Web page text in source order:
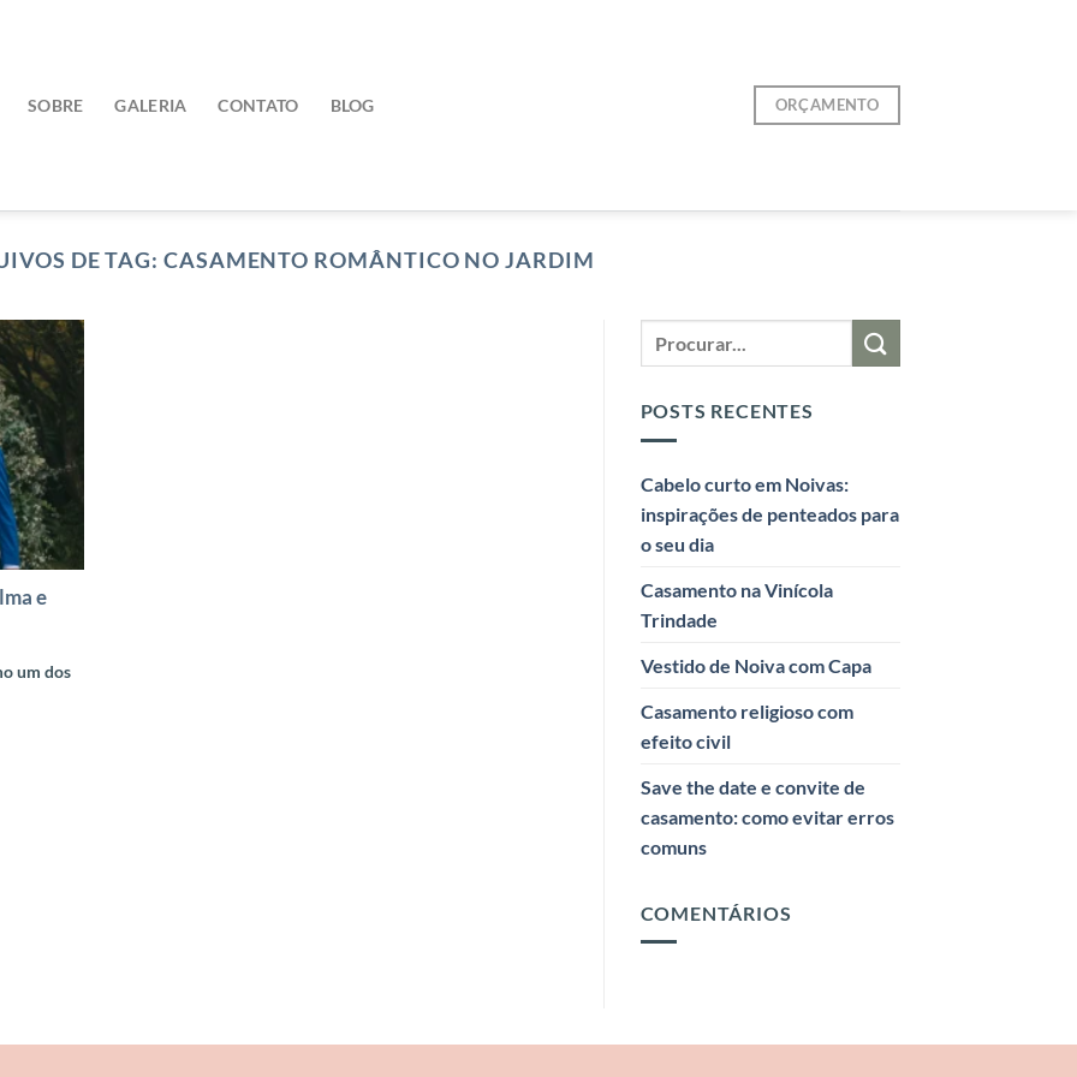
SOBRE GALERIA CONTATO BLOG ORÇAMENTO
DE TAG: CASAMENTO ROMÂNTICO NO JARDIM
e
um dos
POSTS RECENTES
Cabelo curto em Noivas:
inspirações de penteados para
o seu dia
Casamento na Vinícola
Trindade
Vestido de Noiva com Capa
Casamento religioso com
efeito civil
Save the date e convite de
casamento: como evitar erros
comuns
COMENTÁRIOS